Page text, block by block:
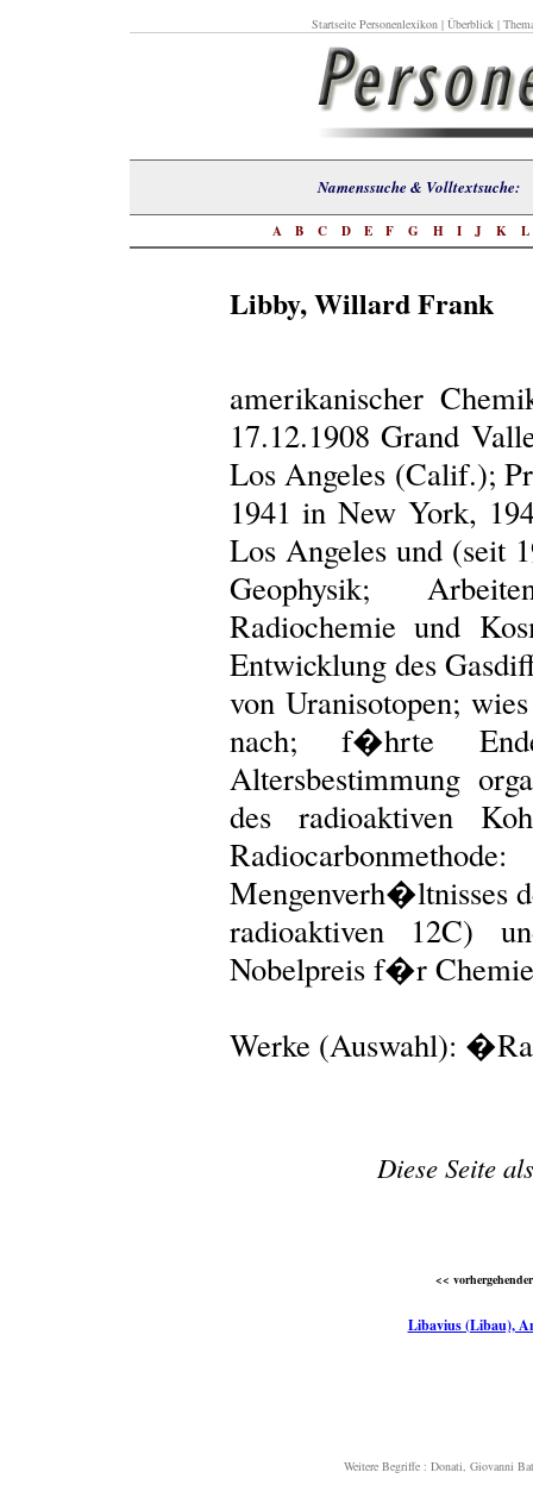
Startseite Personenlexikon| Überblick|
Namenssuche &
A B C D E F G H I J K L
Libby, Willard Frank
amerikanischer
17.12.1908 Grand
Los Angeles (Calif.);
1941 in New York,
Los Angeles und (seit
Geophysik;
Radiochemie und
Entwicklung des
von Uranisotopen;
nach; f�hrte
Altersbestimmung
des radioaktiven
Mengenverh�ltnisses
radioaktiven 12C)
Nobelpreis f�r
Werke (Auswahl):
Diese Seite
<<
Libavius (Libau),
Weitere Begriffe : Donati, Giovanni